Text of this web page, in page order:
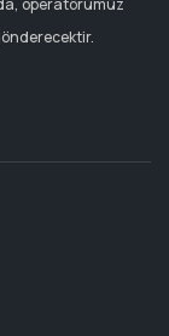
operatörümüz